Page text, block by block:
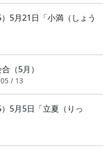
5月21日「小満（しょう
（5月）
/ 13
5月5日「立夏（りっ